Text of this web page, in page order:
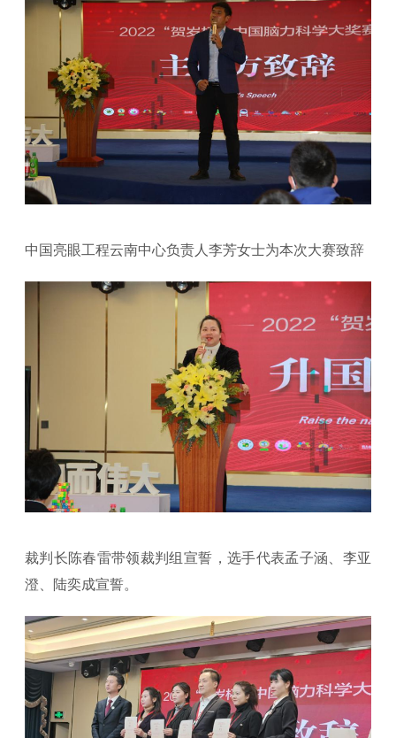
中国亮眼工程云南中心负责人李芳女士为本次大赛致辞
裁判长陈春雷带领裁判组宣誓，选手代表孟子涵、李亚
澄、陆奕成宣誓。